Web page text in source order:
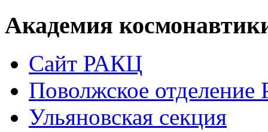
Академия
Сайт РАКЦ
Поволжское
Ульяновская секция